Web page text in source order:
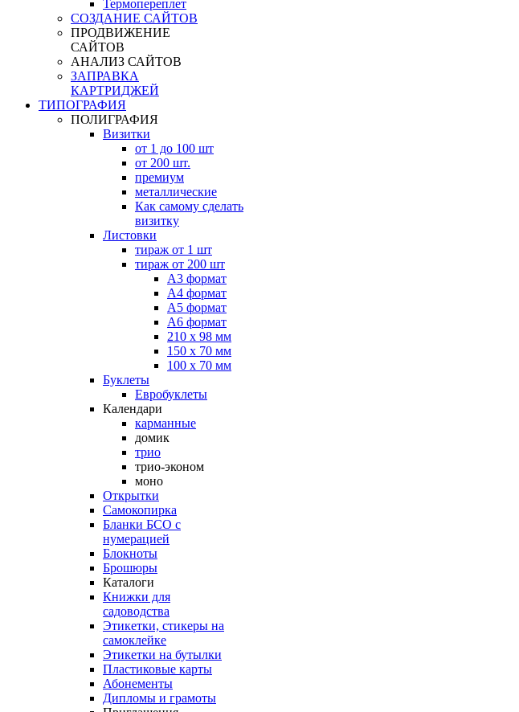
Термопереплет
СОЗДАНИЕ САЙТОВ
ПРОДВИЖЕНИЕ
САЙТОВ
АНАЛИЗ САЙТОВ
ЗАПРАВКА
КАРТРИДЖЕЙ
ТИПОГРАФИЯ
ПОЛИГРАФИЯ
Визитки
от 1 до 100 шт
от 200 шт.
премиум
металлические
Как самому сделать
визитку
Листовки
тираж от 1 шт
тираж от 200 шт
А3 формат
А4 формат
А5 формат
А6 формат
210 х 98 мм
150 х 70 мм
100 х 70 мм
Буклеты
Евробуклеты
Календари
карманные
домик
трио
трио-эконом
моно
Открытки
Самокопирка
Бланки БСО с
нумерацией
Блокноты
Брошюры
Каталоги
Книжки для
садоводства
Этикетки, стикеры на
самоклейке
Этикетки на бутылки
Пластиковые карты
Абонементы
Дипломы и грамоты